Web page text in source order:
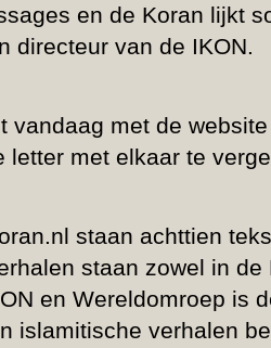
en de Koran lijkt
directeur van de IKON.
vandaag met de
letter met elkaar te
staan achttien
staan zowel in
en Wereldomroep is
islamitische verhalen